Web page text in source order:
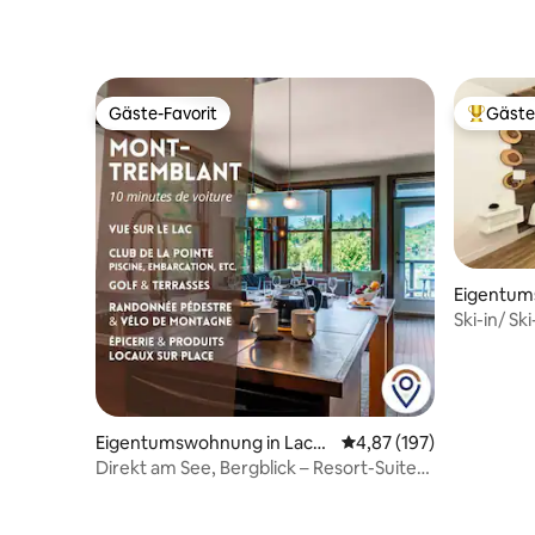
Gäste-Favorit
Gäste-Favorit
Eigentumswohnung in Lac-S
upérieur
Durchschnittliche
4,87 (197)
Direkt am See, Bergblick – Resort-Suite
-
Ski-in/